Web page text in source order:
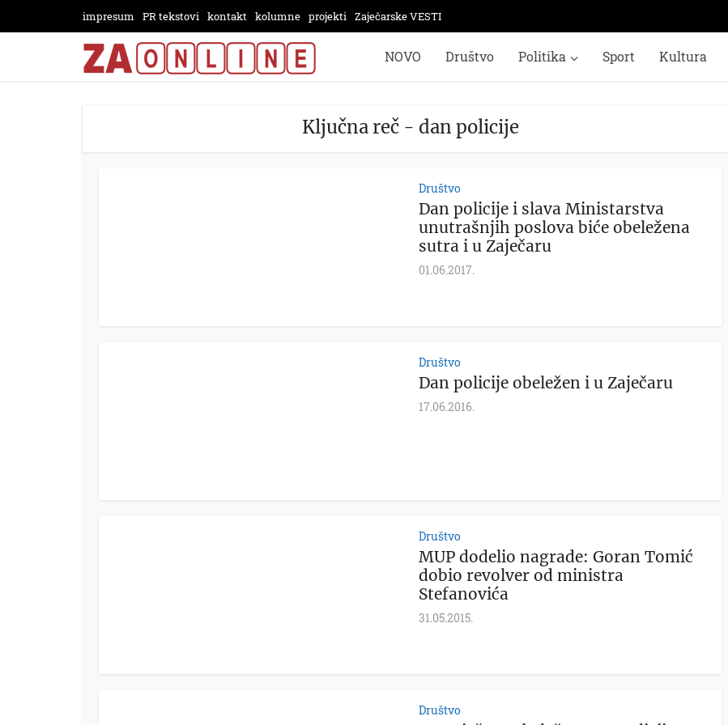
impresum PR tekstovi kontakt kolumne projekti Zaječarske VESTI
NOVO Društvo Politika Sport Kultura
Ključna reč - dan policije
Društvo
Dan policije i slava Ministarstva
unutrašnjih poslova biće obeležena
sutra i u Zaječaru
01.06.2017.
Društvo
Dan policije obeležen i u Zaječaru
17.06.2016.
Društvo
MUP dodelio nagrade: Goran Tomić
dobio revolver od ministra
Stefanovića
31.05.2015.
Društvo